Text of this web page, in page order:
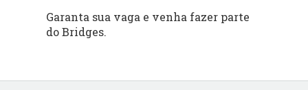
Garanta sua vaga e venha fazer parte
do Bridges.